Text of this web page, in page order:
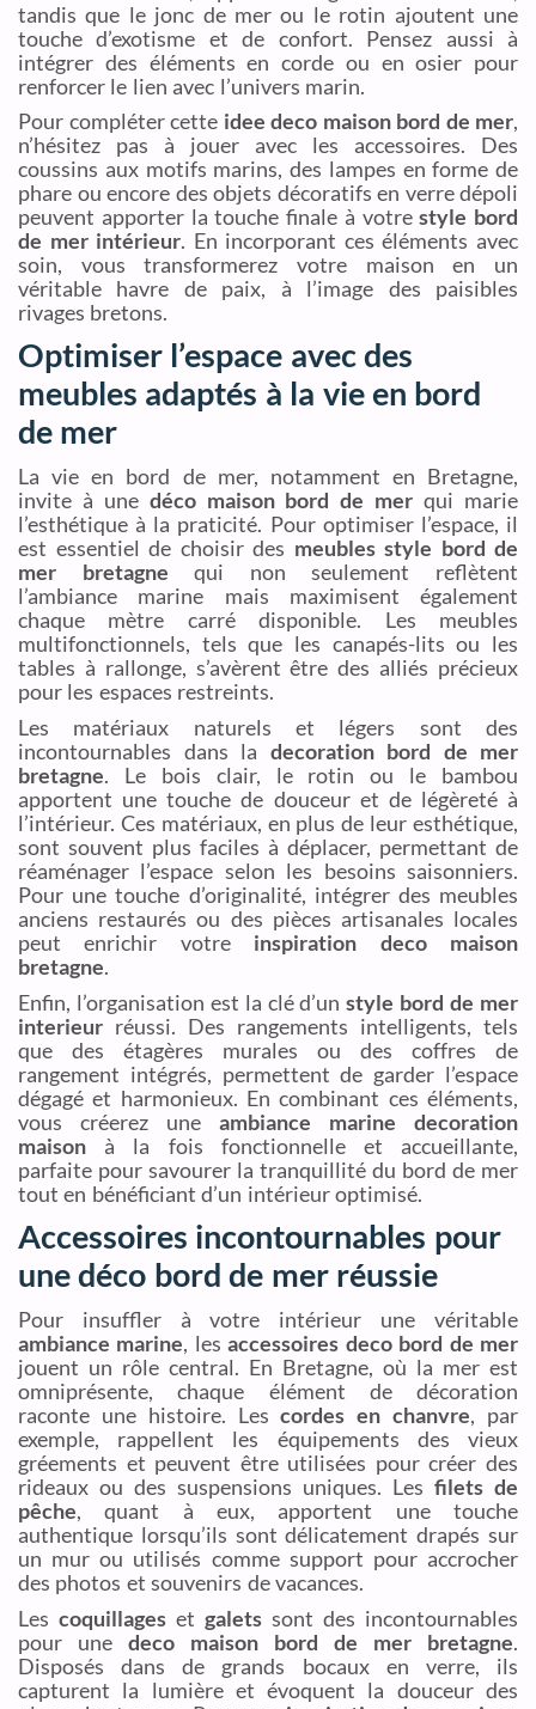
tandis que le jonc de mer ou le rotin ajoutent une
touche d’exotisme et de confort. Pensez aussi à
intégrer des éléments en corde ou en osier pour
renforcer le lien avec l’univers marin.
Pour compléter cette idee deco maison bord de mer,
n’hésitez pas à jouer avec les accessoires. Des
coussins aux motifs marins, des lampes en forme de
phare ou encore des objets décoratifs en verre dépoli
peuvent apporter la touche finale à votrestyle bord
de mer intérieur. En incorporant ces éléments avec
soin, vous transformerez votre maison en un
véritable havre de paix, à l’image des paisibles
rivages bretons.
Optimiser l’espace avec des
meubles adaptés à la vie en bord
de mer
La vie en bord de mer, notamment en Bretagne,
invite à une déco maison bord de mer qui marie
l’esthétique à la praticité. Pour optimiser l’espace, il
est essentiel de choisir des meubles style bord de
mer bretagne qui non seulement reflètent
l’ambiance marine mais maximisent également
chaque mètre carré disponible. Les meubles
multifonctionnels, tels que les canapés-lits ou les
tables à rallonge, s’avèrent être des alliés précieux
pour les espaces restreints.
Les matériaux naturels et légers sont des
incontournables dans la decoration bord de mer
bretagne. Le bois clair, le rotin ou le bambou
apportent une touche de douceur et de légèreté à
l’intérieur. Ces matériaux, en plus de leur esthétique,
sont souvent plus faciles à déplacer, permettant de
réaménager l’espace selon les besoins saisonniers.
Pour une touche d’originalité, intégrer des meubles
anciens restaurés ou des pièces artisanales locales
peut enrichir votre inspiration deco maison
bretagne.
Enfin, l’organisation est la clé d’unstyle bord de mer
interieur réussi. Des rangements intelligents, tels
que des étagères murales ou des coffres de
rangement intégrés, permettent de garder l’espace
dégagé et harmonieux. En combinant ces éléments,
vous créerez une ambiance marine decoration
maison à la fois fonctionnelle et accueillante,
parfaite pour savourer la tranquillité du bord de mer
tout en bénéficiant d’un intérieur optimisé.
Accessoires incontournables pour
une déco bord de mer réussie
Pour insuffler à votre intérieur une véritable
ambiance marine, lesaccessoires deco bord de mer
jouent un rôle central. En Bretagne, où la mer est
omniprésente, chaque élément de décoration
raconte une histoire. Lescordes en chanvre, par
exemple, rappellent les équipements des vieux
gréements et peuvent être utilisées pour créer des
rideaux ou des suspensions uniques. Les filets de
pêche, quant à eux, apportent une touche
authentique lorsqu’ils sont délicatement drapés sur
un mur ou utilisés comme support pour accrocher
des photos et souvenirs de vacances.
Les coquillages et galets sont des incontournables
pour une deco maison bord de mer bretagne.
Disposés dans de grands bocaux en verre, ils
capturent la lumière et évoquent la douceur des